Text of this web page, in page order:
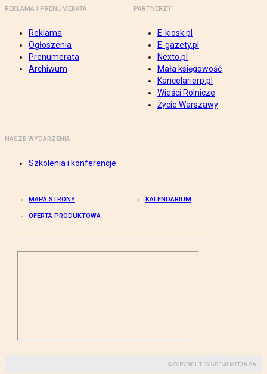
REKLAMA I PRENUMERATA
Reklama
Ogłoszenia
Prenumerata
Archiwum
PARTNERZY
E-kiosk.pl
E-gazety.pl
Nexto.pl
Mała księgowość
Kancelarierp.pl
Wieści Rolnicze
Życie Warszawy
NASZE WYDARZENIA
Szkolenia i konferencje
MAPA STRONY KALENDARIUM
OFERTA PRODUKTOWA
© COPYRIGHT BY GREMI MEDIA SA